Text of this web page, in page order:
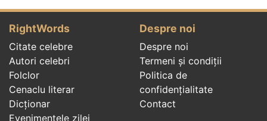
RightWords
Citate celebre
Autori celebri
Folclor
Cenaclu literar
Dicționar
Evenimentele zilei
Despre noi
Despre noi
Termeni și condiții
Politica de
confidenţialitate
Contact